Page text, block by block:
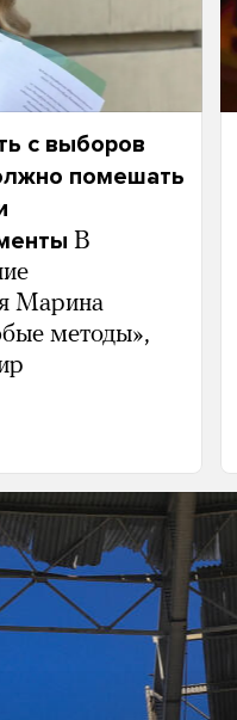
с выборов
помешать
В
Марина
методы»,